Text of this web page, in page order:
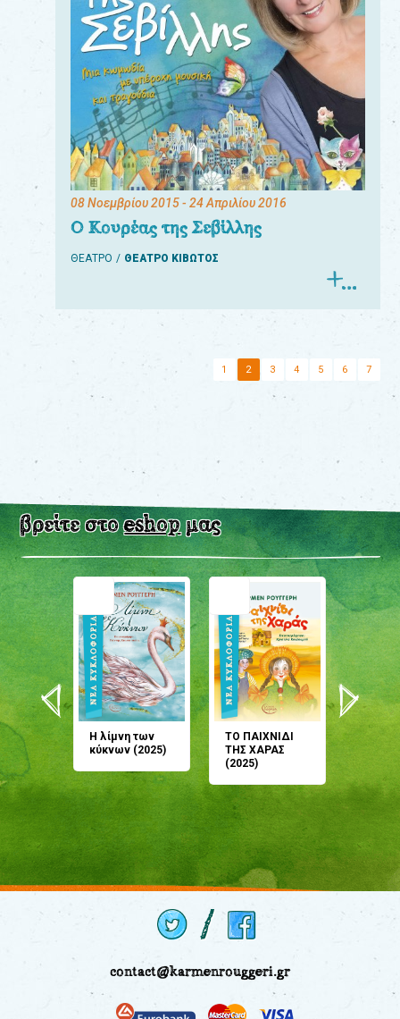
08 Νοεμβρίου 2015- 24 Απριλίου 2016
Ο Κουρέας της Σεβίλλης
ΘΕΑΤΡΟ ΘΕΑΤΡΟ ΚΙΒΩΤΟΣ
1 2 3 4 5 6 7
βρείτε στοeshopμας
Η λίμνη των
κύκνων (2025)
ΤΟ ΠΑΙΧΝΙΔΙ
ΤΗΣ ΧΑΡΑΣ
(2025)
μου;
(2024)
contact@karmenrouggeri.gr